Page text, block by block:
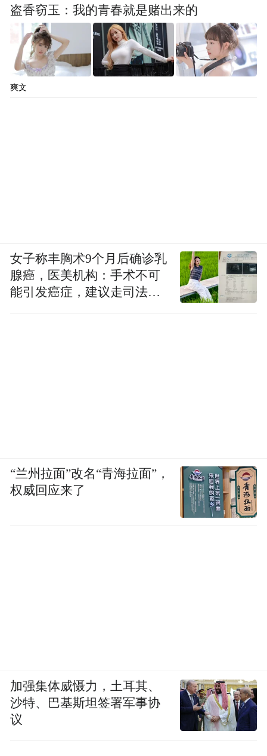
同为人类文明交流互鉴贡献智慧与力量。
“特别声明：以上作品内容(包括在内的视频、图片或音
频)为凤凰网旗下自媒体平台“大风号”用户上传并发
布，本平台仅提供信息存储空间服务。
Notice: The content above (including the videos,
盗香窃玉：我的青春就是赌出来的
爽文
女子称丰胸术9个月后确诊乳
腺癌，医美机构：手术不可
能引发癌症，建议走司法途
“兰州拉面”改名“青海拉面”，
权威回应来了
加强集体威慑力，土耳其、
沙特、巴基斯坦签署军事协
议